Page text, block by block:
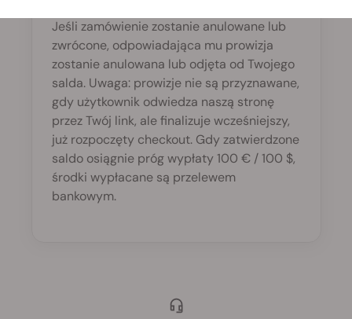
Jeśli zamówienie zostanie anulowane lub
zwrócone, odpowiadająca mu prowizja
zostanie anulowana lub odjęta od Twojego
salda. Uwaga: prowizje nie są przyznawane,
gdy użytkownik odwiedza naszą stronę
przez Twój link, ale finalizuje wcześniejszy,
już rozpoczęty checkout. Gdy zatwierdzone
saldo osiągnie próg wypłaty 100 € / 100 $,
środki wypłacane są przelewem
bankowym.